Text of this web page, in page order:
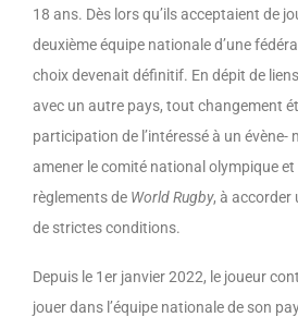
18 ans. Dès lors qu’ils acceptaient de
deuxième équipe nationale d’une
choix devenait définitif. En dépit de
avec un autre pays, tout changement
participation de l’intéressé à un
amener le comité national olympique
règlements de World Rugby, à accorder
de strictes conditions.
Depuis le 1er janvier 2022, le joueur
jouer dans l’équipe nationale de son